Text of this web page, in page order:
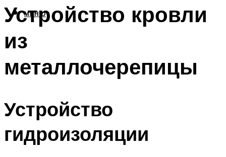
МЕНЮ
Устройство кровли
из
металлочерепицы
Устройство
гидроизоляции